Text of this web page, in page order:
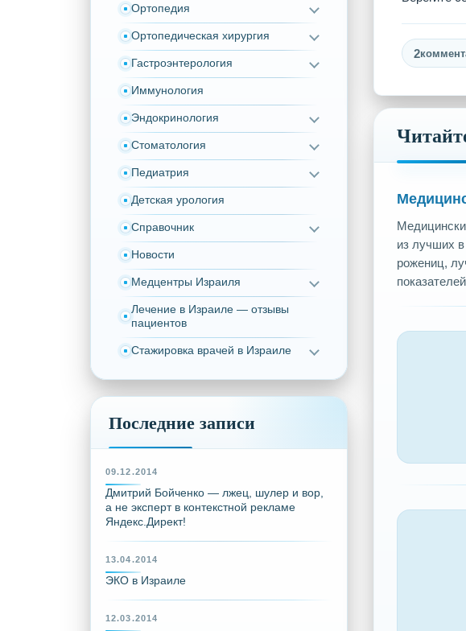
Ортопедия
Ортопедическая хирургия
Гастроэнтерология
Иммунология
Эндокринология
Стоматология
Педиатрия
Детская урология
Справочник
Новости
Медцентры Израиля
Лечение в Израиле — отзывы
пациентов
Стажировка врачей в Израиле
Последние записи
09.12.2014
Дмитрий Бойченко — лжец, шулер и вор,
а не эксперт в контекстной рекламе
Яндекс.Директ!
13.04.2014
ЭКО в Израиле
12.03.2014
2
из лучших
рожениц,